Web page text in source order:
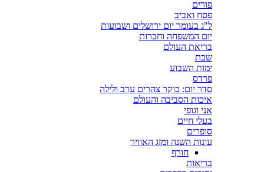
פורים
פסח ואביב
ל"ג בעומר יום ירושלים ושבועות
יום המשפחה וחברות
בריאת העולם
שבת
ימות השבוע
פרדס
סדר יום: בוקר צהרים ערב ולילה
איכות הסביבה והעולם
אני וגופי
בעלי חיים
סופרים
עונות השנה ומזג האוויר
חורף
בריאות